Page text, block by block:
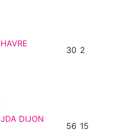
HAVRE
30 2
JDA DIJON
56 15